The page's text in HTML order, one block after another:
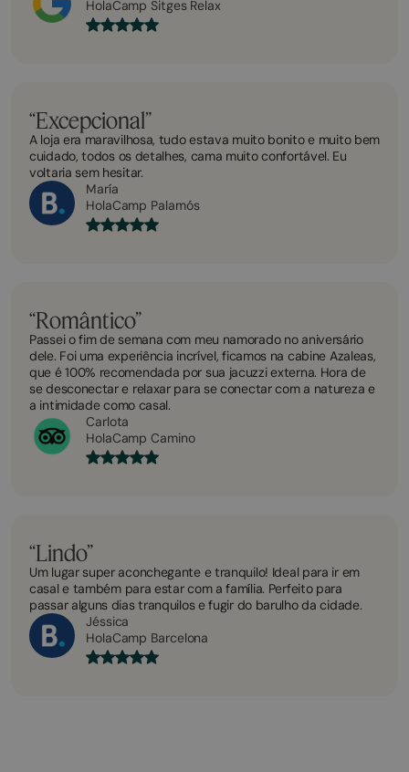
HolaCamp Sitges Relax
“Excepcional”
A loja era maravilhosa, tudo estava muito bonito e muito bem
cuidado, todos os detalhes, cama muito confortável. Eu
voltaria sem hesitar.
María
HolaCamp Palamós
“Romântico”
Passei o fim de semana com meu namorado no aniversário
dele. Foi uma experiência incrível, ficamos na cabine Azaleas,
que é 100% recomendada por sua jacuzzi externa. Hora de
se desconectar e relaxar para se conectar com a natureza e
a intimidade como casal.
Carlota
HolaCamp Camino
“Lindo”
Um lugar super aconchegante e tranquilo! Ideal para ir em
casal e também para estar com a família. Perfeito para
passar alguns dias tranquilos e fugir do barulho da cidade.
Jéssica
HolaCamp Barcelona